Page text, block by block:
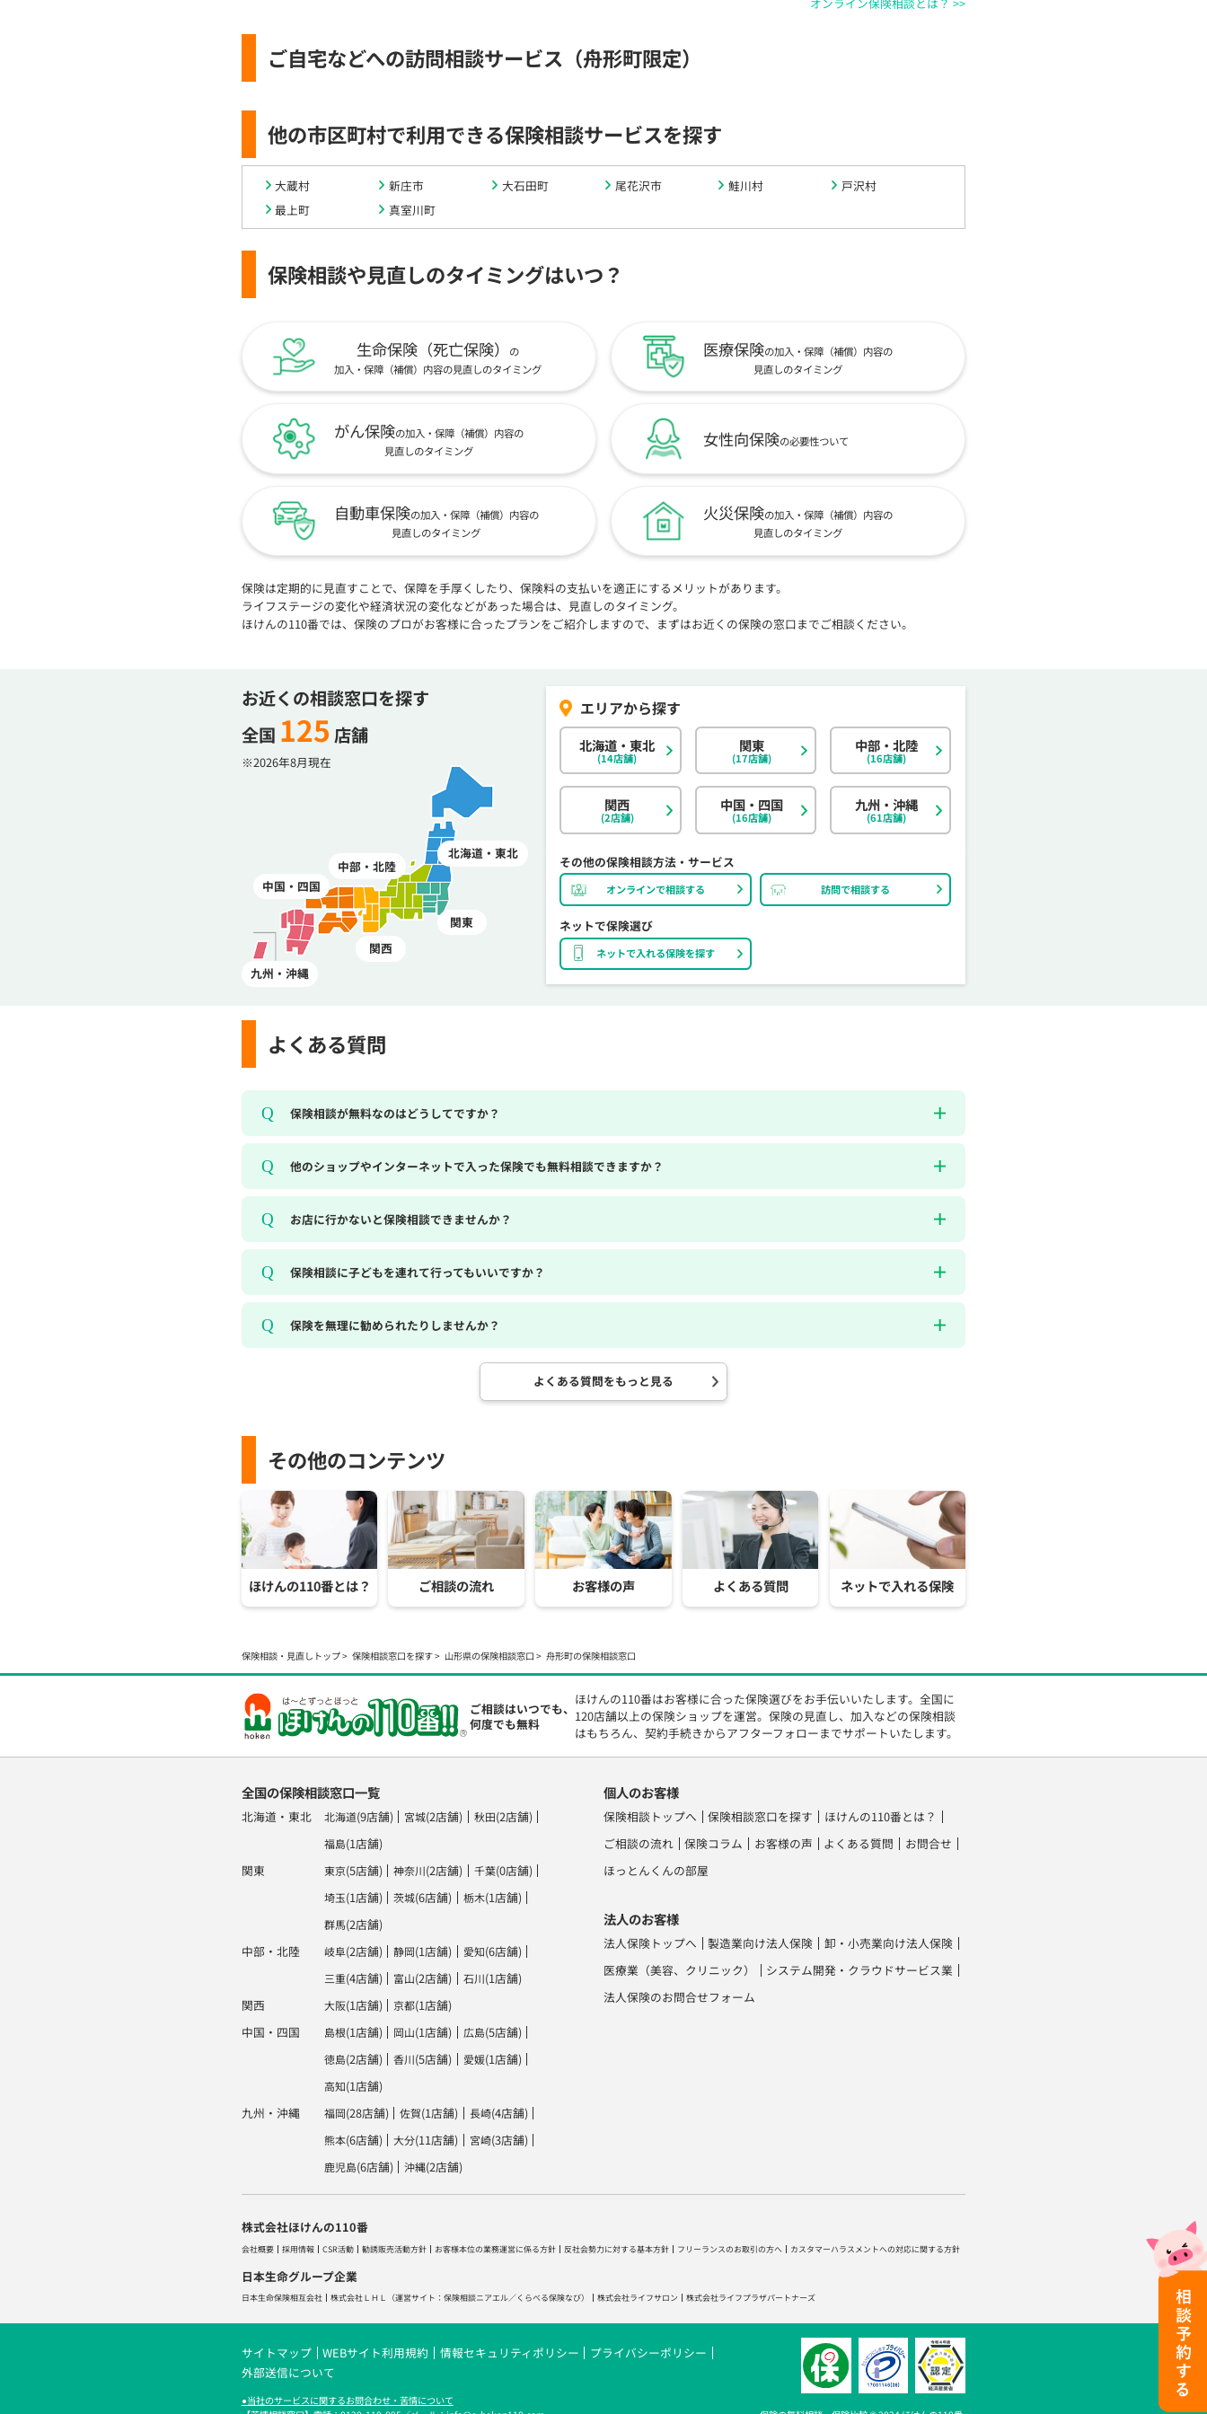
ご自宅などへの訪問相談サービス（舟形町限定）
他の市区町村で利用できる保険相談サービスを探す
大蔵村 新庄市 大石田町 尾花沢市 鮭川村
戸沢村
最上町
真室川町
保険相談や見直しのタイミングはいつ？
生命保険（死亡保険）
の
加入・保障（補償）内容の見直しのタイミング
医療保険の加入・保障（補償）内容の
見直しのタイミング
がん保険の加入・保障（補償）内容の
見直しのタイミング
女性向保険の必要性ついて
自動車保険の加入・保障（補償）内容の
見直しのタイミング
火災保険の加入・保障（補償）内容の
見直しのタイミング
保険は定期的に見直すことで、保障を手厚くしたり、保険料の支払いを適正にするメリットがあります。
ライフステージの変化や経済状況の変化などがあった場合は、見直しのタイミング。
ほけんの110番では、保険のプロがお客様に合ったプランをご紹介しますので、まずはお近くの保険の窓口までご相談ください。
その他の保険相談方法・サービス
オンラインで相談する 訪問で相談する
ネットで保険選び
ネットで入れる保険を探す
お近くの相談窓口を探す
全国 125 店舗
北海道・東北
関東
中部・北陸
関西
中国・四国
九州・沖縄
北海道・東北
(14店舗)
関東
(17店舗)
中部・北陸
(16店舗)
関西
(2店舗)
中国・四国
(16店舗)
九州・沖縄
(61店舗)
※2026年8月現在
よくある質問
保険相談が無料なのはどうしてですか？
他のショップやインターネットで入った保険でも無料相談できますか？
お店に行かないと保険相談できませんか？
保険相談に子どもを連れて行ってもいいですか？
保険を無理に勧められたりしませんか？
よくある質問をもっと見る
その他のコンテンツ
ほけんの110番とは？ ご相談の流れ お客様の声 よくある質問 ネットで入れる保険
保険相談・見直しトップ 保険相談窓口を探す 山形県の保険相談窓口 舟形町の保険相談窓口
ご相談はいつでも、
何度でも無料
ほけんの110番はお客様に合った保険選びをお手伝いいたします。全国に
120店舗以上の保険ショップを運営。保険の見直し、加入などの保険相談
はもちろん、契約手続きからアフターフォローまでサポートいたします。
全国の保険相談窓口一覧
北海道・東北 北海道(9店舗) 宮城(2店舗) 秋田(2店舗)
福島(1店舗)
関東
東京(5店舗) 神奈川(2店舗) 千葉(0店舗)
埼玉(1店舗) 茨城(6店舗) 栃木(1店舗)
群馬(2店舗)
中部・北陸
岐阜(2店舗) 静岡(1店舗) 愛知(6店舗)
三重(4店舗) 富山(2店舗) 石川(1店舗)
関西
大阪(1店舗) 京都(1店舗)
中国・四国
島根(1店舗) 岡山(1店舗) 広島(5店舗)
徳島(2店舗) 香川(5店舗) 愛媛(1店舗)
高知(1店舗)
九州・沖縄
福岡(28店舗) 佐賀(1店舗) 長崎(4店舗)
熊本(6店舗) 大分(11店舗) 宮崎(3店舗)
鹿児島(6店舗) 沖縄(2店舗)
個人のお客様
保険相談トップへ 保険相談窓口を探す
ほけんの110番とは？
ご相談の流れ
保険コラム お客様の声 よくある質問
お問合せ
ほっとんくんの部屋
法人のお客様
法人保険トップへ 製造業向け法人保険
卸・小売業向け法人保険
医療業（美容、クリニック）
システム開発・クラウドサービス業
法人保険のお問合せフォーム
株式会社ほけんの110番
会社概要 採用情報 CSR活動 勧誘販売活動方針 お客様本位の業務運営に係る方針 反社会勢力に対する基本方針 フリーランスのお取引の方へ カスタマーハラスメントへの対応に関する方針
日本生命グループ企業
日本生命保険相互会社 株式会社ＬＨＬ （運営サイト： 保険相談ニアエル／くらべる保険なび） 株式会社ライフサロン 株式会社ライフプラザパートナーズ
サイトマップ WEBサイト利用規約 情報セキュリティポリシー
プライバシーポリシー
外部送信について
●当社のサービスに関するお問合わせ・苦情について